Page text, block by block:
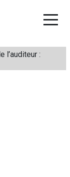
l’auditeur :